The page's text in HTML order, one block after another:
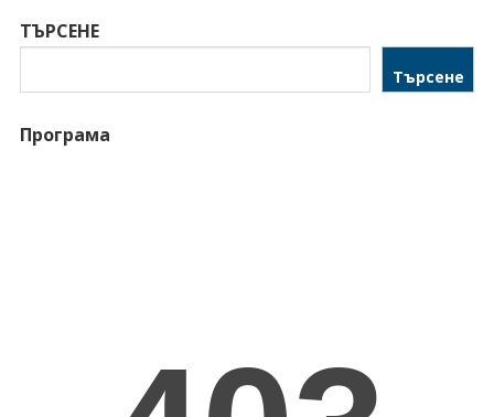
ТЪРСЕНЕ
Търсене
Програма